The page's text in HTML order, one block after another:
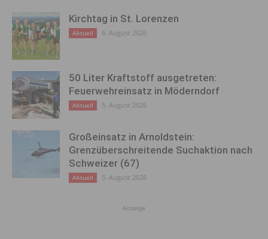
Kirchtag in St. Lorenzen
Aktuell 6. August 2026
50 Liter Kraftstoff ausgetreten:
Feuerwehreinsatz in Möderndorf
Aktuell 5. August 2026
Großeinsatz in Arnoldstein:
Grenzüberschreitende Suchaktion nach
Schweizer (67)
Aktuell 5. August 2026
Anzeige